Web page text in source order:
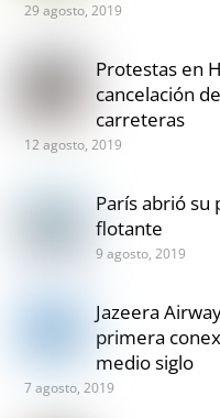
29 agosto, 2019
Protestas en
cancelación
carreteras
12 agosto, 2019
París abrió
flotante
9 agosto, 2019
Jazeera
primera
medio siglo
7 agosto, 2019